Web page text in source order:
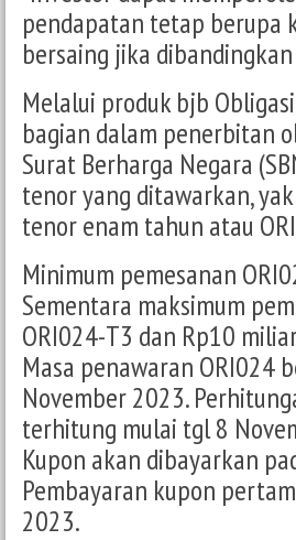
pendapatan tetap berupa
bersaing jika
Melalui produk bjb
bagian dalam penerbitan
Surat Berharga Negara
tenor yang ditawarkan,
tenor enam tahun atau
Minimum pemesanan
Sementara maksimum
ORI024-T3 dan Rp10
Masa penawaran ORI024
November 2023.
terhitung mulai tgl 8
Kupon akan dibayarkan
Pembayaran kupon
2023.